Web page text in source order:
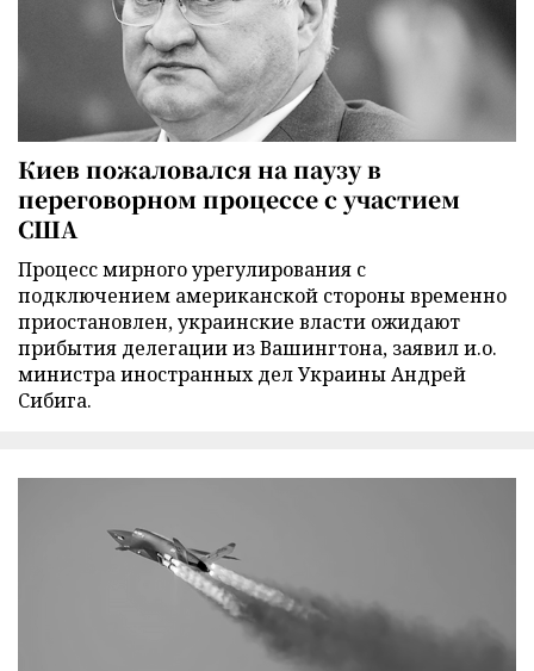
Киев пожаловался на паузу в
переговорном процессе с участием
США
Процесс мирного урегулирования с
подключением американской стороны временно
приостановлен, украинские власти ожидают
прибытия делегации из Вашингтона, заявил и.о.
министра иностранных дел Украины Андрей
Сибига.